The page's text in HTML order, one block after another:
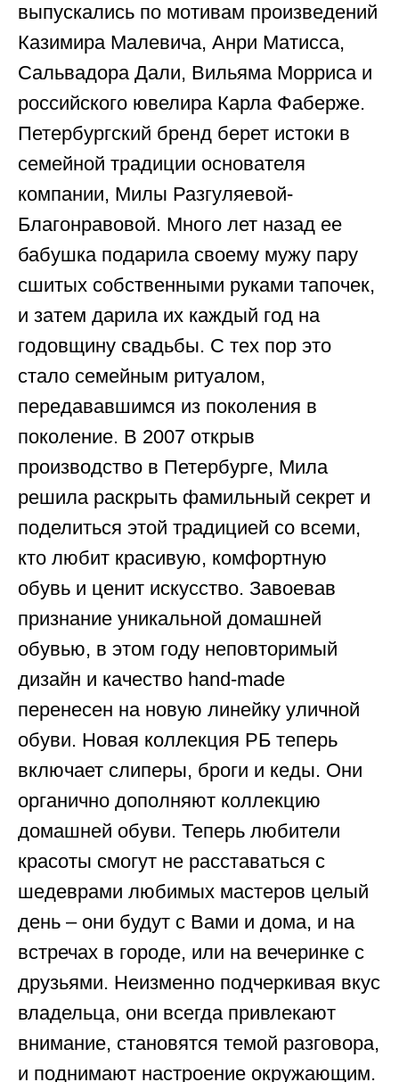
выпускались по мотивам произведений
Казимира Малевича, Анри Матисса,
Сальвадора Дали, Вильяма Морриса и
российского ювелира Карла Фаберже.
Петербургский бренд берет истоки в
семейной традиции основателя
компании, Милы Разгуляевой-
Благонравовой. Много лет назад ее
бабушка подарила своему мужу пару
сшитых собственными руками тапочек,
и затем дарила их каждый год на
годовщину свадьбы. С тех пор это
стало семейным ритуалом,
передававшимся из поколения в
поколение. В 2007 открыв
производство в Петербурге, Мила
решила раскрыть фамильный секрет и
поделиться этой традицией со всеми,
кто любит красивую, комфортную
обувь и ценит искусство. Завоевав
признание уникальной домашней
обувью, в этом году неповторимый
дизайн и качество hand-made
перенесен на новую линейку уличной
обуви. Новая коллекция РБ теперь
включает слиперы, броги и кеды. Они
органично дополняют коллекцию
домашней обуви. Теперь любители
красоты смогут не расставаться с
шедеврами любимых мастеров целый
день – они будут с Вами и дома, и на
встречах в городе, или на вечеринке с
друзьями. Неизменно подчеркивая вкус
владельца, они всегда привлекают
внимание, становятся темой разговора,
и поднимают настроение окружающим.